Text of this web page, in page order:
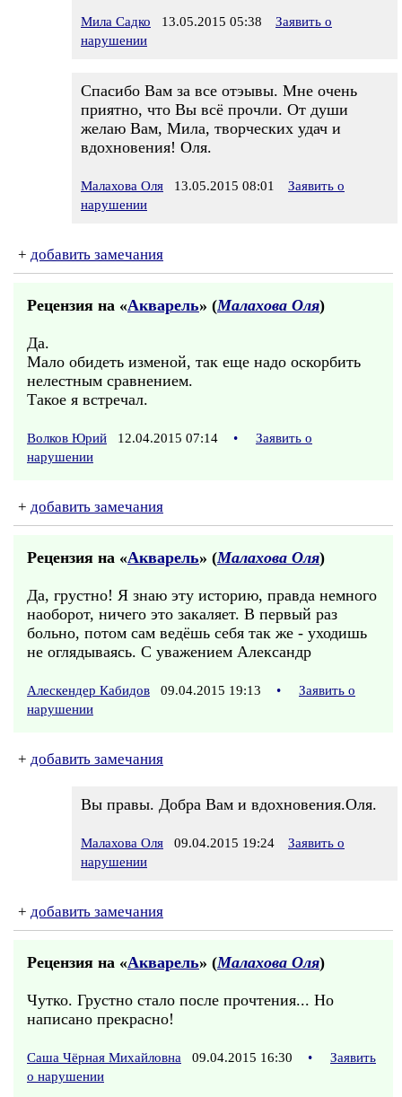
Мила Садко 13.05.2015 05:38
Заявить о
нарушении
Спасибо Вам за все отэывы. Мне очень
приятно, что Вы всё прочли. От души
желаю Вам, Мила, творческих удач и
вдохновения! Оля.
Малахова Оля 13.05.2015 08:01
Заявить о
нарушении
+ добавить замечания
Рецензия на «Акварель» (Малахова Оля)
Да.
Мало обидеть изменой, так еще надо оскорбить
нелестным сравнением.
Такое я встречал.
Волков Юрий 12.04.2015 07:14 •
Заявить о
нарушении
+ добавить замечания
Рецензия на «Акварель» (Малахова Оля)
Да, грустно! Я знаю эту историю, правда немного
наоборот, ничего это закаляет. В первый раз
больно, потом сам ведёшь себя так же - уходишь
не оглядываясь. С уважением Александр
Алескендер Кабидов 09.04.2015 19:13 •
Заявить о
нарушении
+ добавить замечания
Вы правы. Добра Вам и вдохновения.Оля.
Малахова Оля 09.04.2015 19:24
Заявить о
нарушении
+ добавить замечания
Рецензия на «Акварель» (Малахова Оля)
Чутко. Грустно стало после прочтения... Но
написано прекрасно!
Саша Чёрная Михайловна 09.04.2015 16:30 •
Заявить
о нарушении